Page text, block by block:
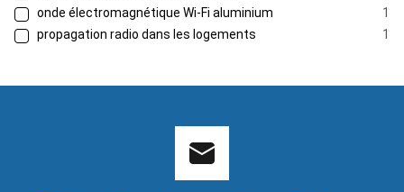
onde électromagnétique Wi-Fi aluminium
1
propagation radio dans les logements
1